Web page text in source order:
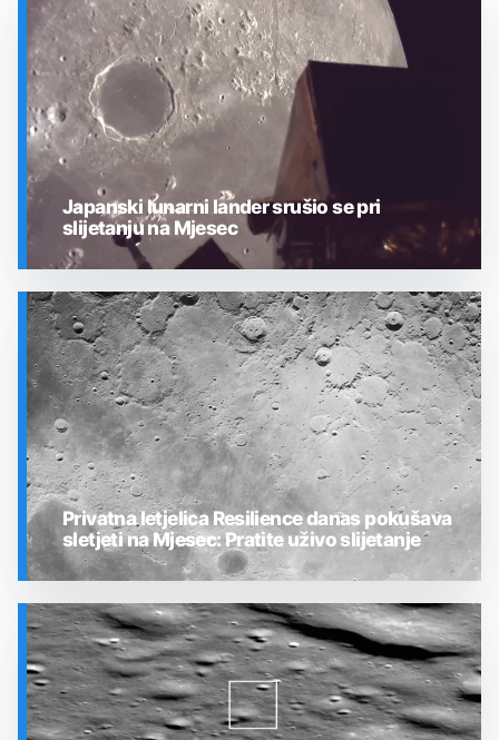
SVEMIR
Japanski lunarni lander srušio se pri
slijetanju na Mjesec
SVEMIR
Privatna letjelica Resilience danas pokušava
sletjeti na Mjesec: Pratite uživo slijetanje